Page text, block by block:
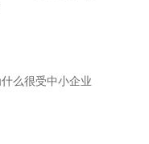
么很受中小企业